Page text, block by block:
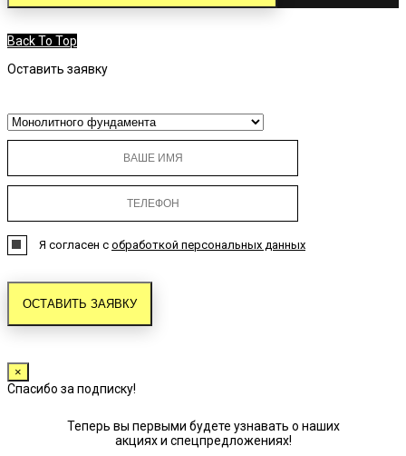
Back To Top
Оставить заявку
Я согласен с обработкой персональных данных
×
Спасибо за подписку!
Теперь вы первыми будете узнавать о наших
акциях и спецпредложениях!